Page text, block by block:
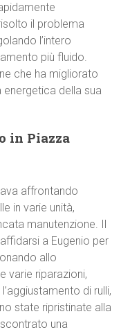
il problema
l’intero
più fluido.
che ha migliorato
della sua
in Piazza
affrontando
in varie unità,
manutenzione. Il
a Eugenio per
allo
varie riparazioni,
di rulli,
state ripristinate alla
una